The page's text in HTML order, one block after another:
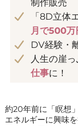
制作販売
「8D立体
月で500万
DV経験・
人生の崖
仕事に！
約20年前に「瞑想
エネルギーに興味